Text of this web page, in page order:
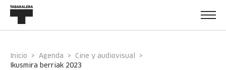
Inicio Agenda
Cine y audiovisual
ikusmira berriak 2023